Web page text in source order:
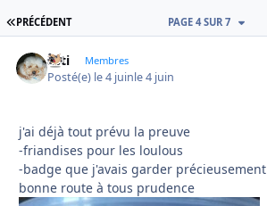
PREMIÈRE PAGE
PRÉCÉDENT PAGE 4 SUR 7
asti Membres
Posté(e) le 4 juinle 4 juin
j'ai déjà tout prévu la preuve
-friandises pour les loulous
-badge que j'avais garder précieusement
bonne route à tous prudence